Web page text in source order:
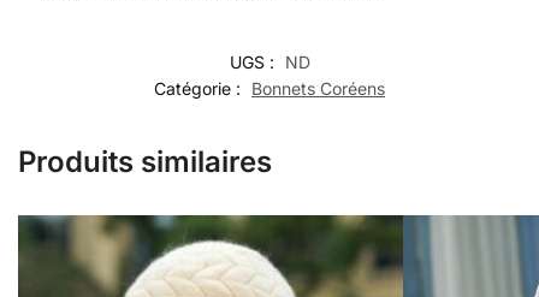
UGS :
ND
Catégorie :
Bonnets Coréens
Produits similaires